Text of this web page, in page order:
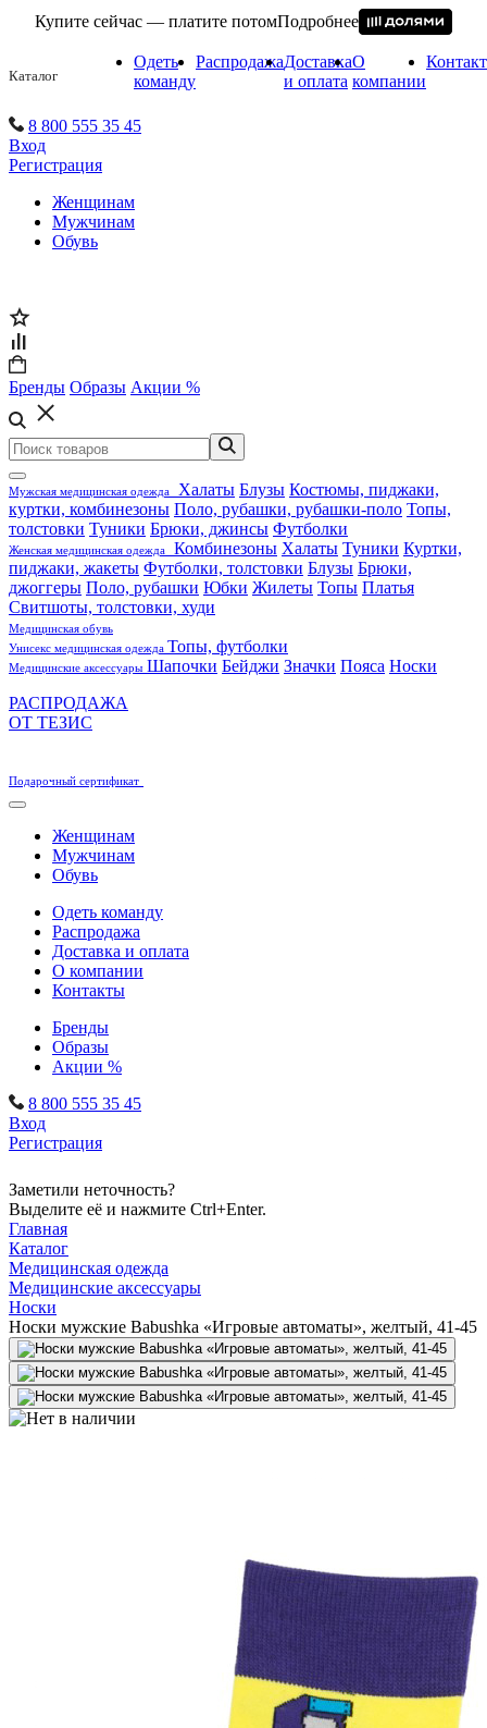
Купите сейчас — платите потомПодробнее
Каталог
Одеть
команду
РаспродажаДоставка
и оплата
О
компании
8 800 555 35 45
Вход
Регистрация
Женщинам
Мужчинам
Обувь
Бренды Образы Акции %
Мужская медицинская одежда Халаты Блузы Костюмы, пиджаки,
куртки, комбинезоны Поло, рубашки, рубашки-поло Топы,
толстовки Туники Брюки, джинсы Футболки
Женская медицинская одежда Комбинезоны Халаты Туники Куртки,
пиджаки, жакеты Футболки, толстовки Блузы Брюки,
джоггеры Поло, рубашки Юбки Жилеты Топы Платья
Свитшоты, толстовки, худи
Медицинская обувь
Унисекс медицинская одежда Топы, футболки
Медицинские аксессуары Шапочки Бейджи Значки Пояса Носки
РАСПРОДАЖА
ОТ ТЕЗИС
Подарочный сертификат
Женщинам
Мужчинам
Обувь
Одеть команду
Распродажа
Доставка и оплата
О компании
Контакты
Бренды
Образы
Акции %
8 800 555 35 45
Вход
Регистрация
Заметили неточность?
Выделите её и нажмите Ctrl+Enter.
Главная
Каталог
Медицинская одежда
Медицинские аксессуары
Носки
Носки мужские Babushka «Игровые автоматы», желтый, 41-45